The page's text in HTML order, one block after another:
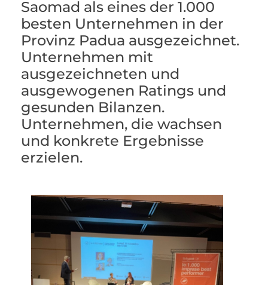
Saomad als eines der 1.000
besten Unternehmen in der
Provinz Padua ausgezeichnet.
Unternehmen mit
ausgezeichneten und
ausgewogenen Ratings und
gesunden Bilanzen.
Unternehmen, die wachsen
und konkrete Ergebnisse
erzielen.